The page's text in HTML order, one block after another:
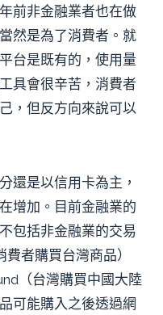
前非金融業者也在做
然是為了消費者。就
台是既有的，使用量
具會很辛苦，消費者
，但反方向來說可以
是以信用卡為主，
增加。目前金融業的
包括非金融業的交易
者購買台灣商品）
（台灣購買中國大陸
可能購入之後透過網